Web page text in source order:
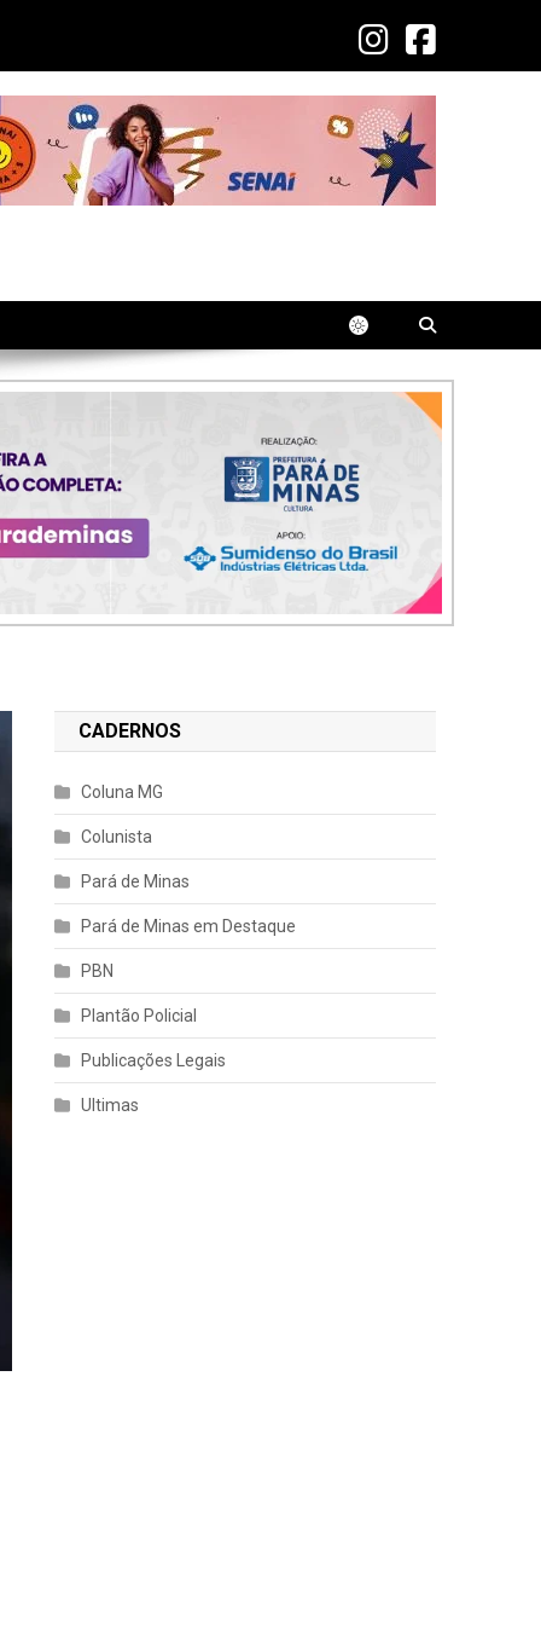
CADERNOS
Coluna MG
Colunista
Pará de Minas
Pará de Minas em Destaque
PBN
Plantão Policial
Publicações Legais
Ultimas